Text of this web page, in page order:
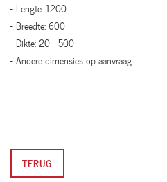
- Lengte: 1200
- Breedte: 600
- Dikte: 20 - 500
- Andere dimensies op aanvraag
TERUG